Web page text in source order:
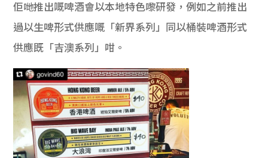
佢哋推出嘅啤酒會以本地特色嚟研發，例如之前推出
過以生啤形式供應嘅「新界系列」同以桶裝啤酒形式
供應既「吉澳系列」咁。